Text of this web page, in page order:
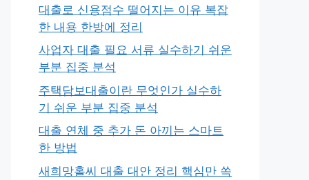
대출로 신용점수 떨어지는 이유 복잡
한 내용 한방에 정리
사업자 대출 필요 서류 실수하기 쉬운
부분 집중 분석
주택담보대출이란 무엇인가 실수하
기 쉬운 부분 집중 분석
대출 연체 중 추가 돈 아끼는 스마트
한 방법
새희망홀씨 대출 대안 정리 핵심만 쏙